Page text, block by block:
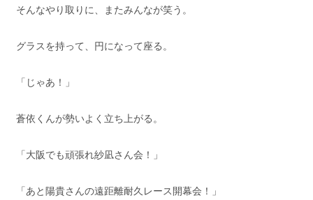
そんなやり取りに、またみんなが笑う。
グラスを持って、円になって座る。
「じゃあ！」
蒼依くんが勢いよく立ち上がる。
「大阪でも頑張れ紗凪さん会！」
「あと陽貴さんの遠距離耐久レース開幕会！」